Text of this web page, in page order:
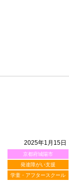
2025年1月15日
京都府城陽市
発達障がい支援
学童・アフタースクール